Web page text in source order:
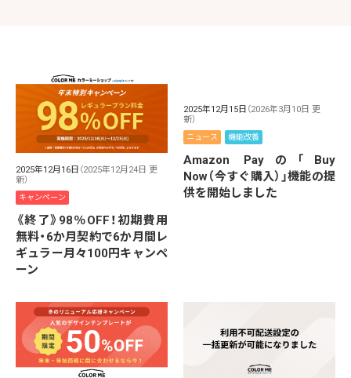
2025年12月16日 （2025年12月24日 更
新）
キャンペーン
《終了》98％OFF！初期費用
無料・6か月契約で6か月間レ
ギュラー月々100円キャンペ
ーン
2025年12月15日 （2026年3月10日 更
新）
ニュース 機能改善
Amazon Payの「Buy
Now（今すぐ購入）」機能の提
供を開始しました